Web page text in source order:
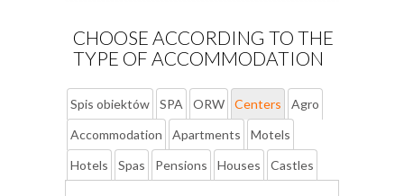
CHOOSE ACCORDING TO THE
TYPE OF ACCOMMODATION
Spis obiektów SPA ORW Centers
Agro
Accommodation
Apartments
Motels
Hotels
Spas Pensions Houses Castles